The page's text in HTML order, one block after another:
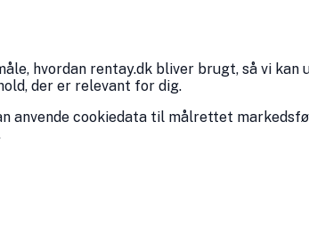
hvordan rentay.dk bliver brugt, så vi
der er relevant for dig.
anvende cookiedata til målrettet